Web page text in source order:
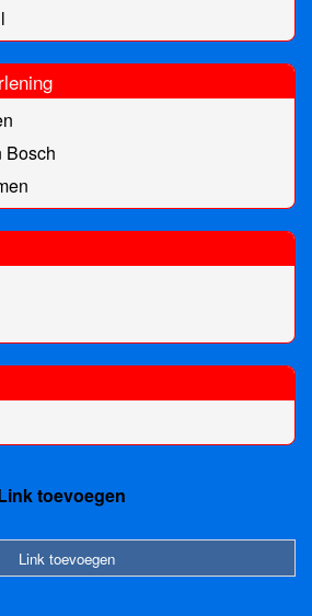
Bosch
toevoegen
Link toevoegen